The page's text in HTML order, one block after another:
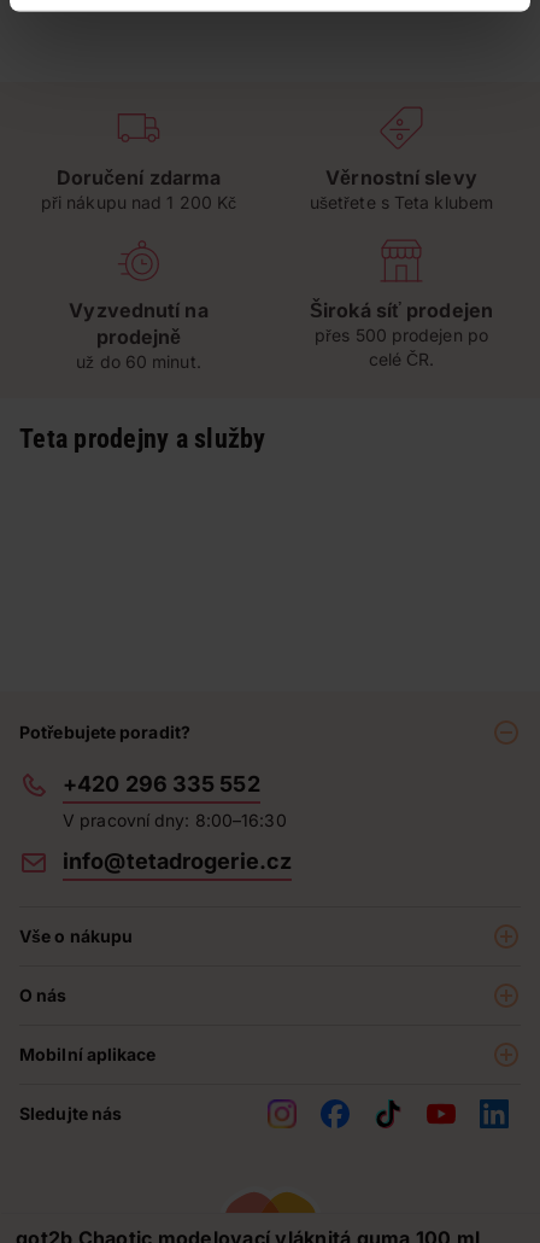
got2b Chaotic modelovací vláknitá guma 100 ml
Doručení zdarma
při nákupu nad 1 200 Kč
Věrnostní slevy
ušetřete s Teta klubem
Vyzvednutí na
prodejně
už do 60 minut.
Široká síť prodejen
přes 500 prodejen po
celé ČR.
Teta prodejny a služby
Potřebujete poradit?
+420 296 335 552
V pracovní dny: 8:00–16:30
info@tetadrogerie.cz
Vše o nákupu
Prodejny
Obchodní podmínky
O nás
Teta pomáhá
Mobilní aplikace
Sledujte nás